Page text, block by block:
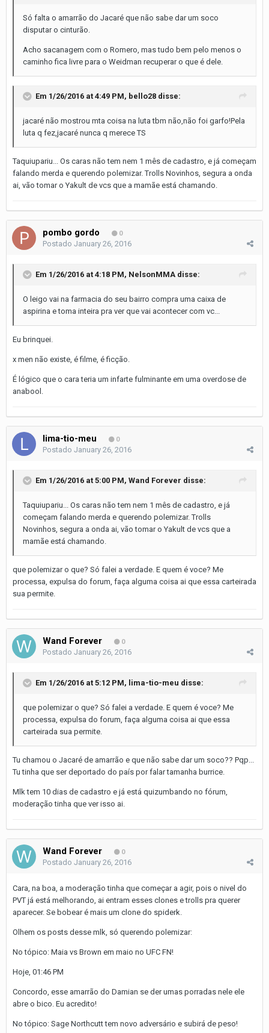
Só falta o amarrão do Jacaré que não sabe dar um soco
disputar o cinturão.
Acho sacanagem com o Romero, mas tudo bem pelo menos o
caminho fica livre para o Weidman recuperar o que é dele.
Em 1/26/2016 at 4:49 PM, bello28 disse:
jacaré não mostrou mta coisa na luta tbm não,não foi garfo!Pela
luta q fez,jacaré nunca q merece TS
Taquiupariu... Os caras não tem nem 1 mês de cadastro, e já começam
falando merda e querendo polemizar. Trolls Novinhos, segura a onda
ai, vão tomar o Yakult de vcs que a mamãe está chamando.
pombo gordo 0
Postado January 26, 2016
Em 1/26/2016 at 4:18 PM, NelsonMMA disse:
O leigo vai na farmacia do seu bairro compra uma caixa de
aspirina e toma inteira pra ver que vai acontecer com vc...
Eu brinquei.
x men não existe, é filme, é ficção.
É lógico que o cara teria um infarte fulminante em uma overdose de
anabool.
lima-tio-meu 0
Postado January 26, 2016
Em 1/26/2016 at 5:00 PM, Wand Forever disse:
Taquiupariu... Os caras não tem nem 1 mês de cadastro, e já
começam falando merda e querendo polemizar. Trolls
Novinhos, segura a onda ai, vão tomar o Yakult de vcs que a
mamãe está chamando.
que polemizar o que? Só falei a verdade. E quem é voce? Me
processa, expulsa do forum, faça alguma coisa ai que essa carteirada
sua permite.
Wand Forever 0
Postado January 26, 2016
Em 1/26/2016 at 5:12 PM, lima-tio-meu disse:
que polemizar o que? Só falei a verdade. E quem é voce? Me
processa, expulsa do forum, faça alguma coisa ai que essa
carteirada sua permite.
Tu chamou o Jacaré de amarrão e que não sabe dar um soco?? Pqp...
Tu tinha que ser deportado do país por falar tamanha burrice.
Mlk tem 10 dias de cadastro e já está quizumbando no fórum,
moderação tinha que ver isso ai.
Wand Forever 0
Postado January 26, 2016
Cara, na boa, a moderação tinha que começar a agir, pois o nivel do
PVT já está melhorando, ai entram esses clones e trolls pra querer
aparecer. Se bobear é mais um clone do spiderk.
Olhem os posts desse mlk, só querendo polemizar:
No tópico: Maia vs Brown em maio no UFC FN!
Hoje, 01:46 PM
Concordo, esse amarrão do Damian se der umas porradas nele ele
abre o bico. Eu acredito!
No tópico: Sage Northcutt tem novo adversário e subirá de peso!